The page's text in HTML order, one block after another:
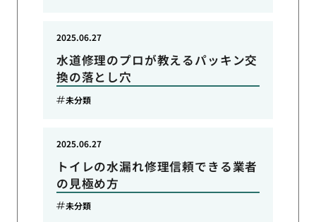
水道修理のプロが教えるパッキン交
換の落とし穴
2025.06.27
未分類
トイレの水漏れ修理信頼できる業者
の見極め方
2025.06.27
未分類